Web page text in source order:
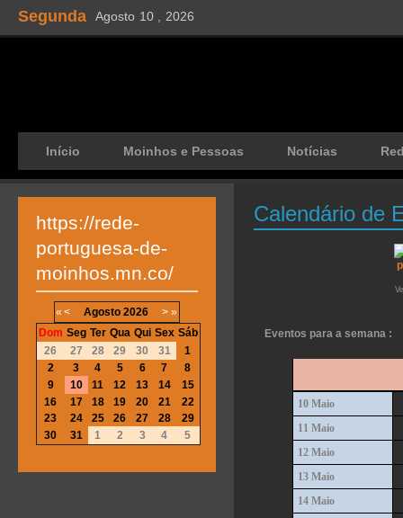
Segunda Agosto 10 , 2026
Início Moinhos e Pessoas Notícias
Calendário de
Eventos para a semana :
10 Maio
11 Maio
12 Maio
13 Maio
14 Maio
https://rede-
portuguesa-de-
moinhos.mn.co/
« < Agosto 2026 > »
Dom Seg Ter Qua Qui Sex Sáb
26
27 28 29 30 31
1
2
3 4 5 6 7
8
9
10 11 12 13 14
15
16
17 18 19 20 21
22
23
24 25 26 27 28
29
30
31 1 2 3 4 5